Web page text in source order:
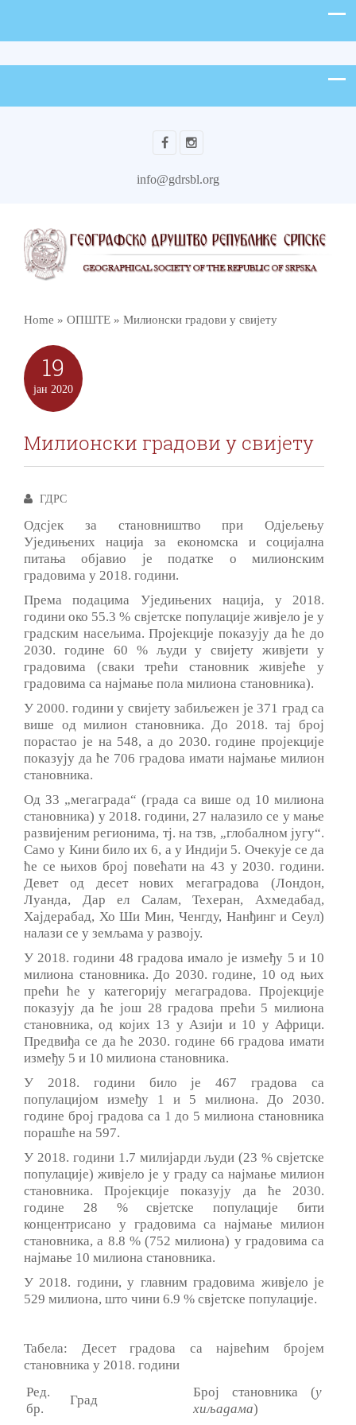
info@gdrsbl.org
Home » ОПШТЕ » Милионски градови у свијету
19
јан 2020
Милионски градови у свијету
ГДРС
Одсјек за становништво при Одјељењу
Уједињених нација за економска и социјална
питања објавио је податке о милионским
градовима у 2018. години.
Према подацима Уједињених нација, у 2018.
години око 55.3 % свјетске популације живјело је у
градским насељима. Пројекције показују да ће до
2030. године 60 % људи у свијету живјети у
градовима (сваки трећи становник живјеће у
градовима са најмање пола милиона становника).
У 2000. години у свијету забиљежен је 371 град са
више од милион становника. До 2018. тај број
порастао је на 548, а до 2030. године пројекције
показују да ће 706 градова имати најмање милион
становника.
Од 33 „мегаграда“ (града са више од 10 милиона
становника) у 2018. години, 27 налазило се у мање
развијеним регионима, тј. на тзв, „глобалном југу“.
Само у Кини било их 6, а у Индији 5. Очекује се да
ће се њихов број повећати на 43 у 2030. години.
Девет од десет нових мегаградова (Лондон,
Луанда, Дар ел Салам, Техеран, Ахмедабад,
Хајдерабад, Хо Ши Мин, Ченгду, Нанђинг и Сеул)
налази се у земљама у развоју.
У 2018. години 48 градова имало је између 5 и 10
милиона становника. До 2030. године, 10 од њих
прећи ће у категорију мегаградова. Пројекције
показују да ће још 28 градова прећи 5 милиона
становника, од којих 13 у Азији и 10 у Африци.
Предвиђа се да ће 2030. године 66 градова имати
између 5 и 10 милиона становника.
У 2018. години било је 467 градова са
популацијом између 1 и 5 милиона. До 2030.
године број градова са 1 до 5 милиона становника
порашће на 597.
У 2018. години 1.7 милијарди људи (23 % свјетске
популације) живјело је у граду са најмање милион
становника. Пројекције показују да ће 2030.
године 28 % свјетске популације бити
концентрисано у градовима са најмање милион
становника, а 8.8 % (752 милиона) у градовима са
најмање 10 милиона становника.
У 2018. години, у главним градовима живјело је
529 милиона, што чини 6.9 % свјетске популације.
Taбела: Десет градова са највећим бројем
становника у 2018. години
Ред.
бр.
Град
Број становника (у
хиљадама)